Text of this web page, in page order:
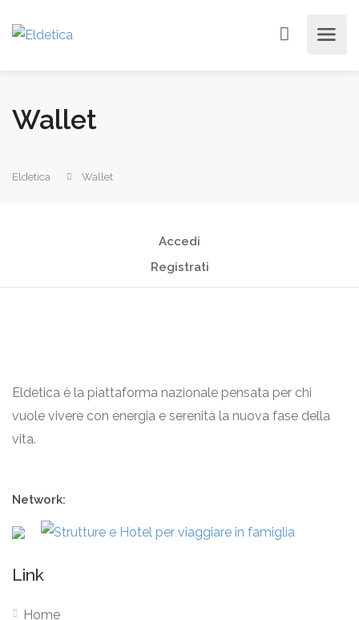
Wallet
Eldetica Wallet
Accedi
Registrati
Eldetica è la piattaforma nazionale pensata per chi
vuole vivere con energia e serenità la nuova fase della
vita.
Network:
Link
Home